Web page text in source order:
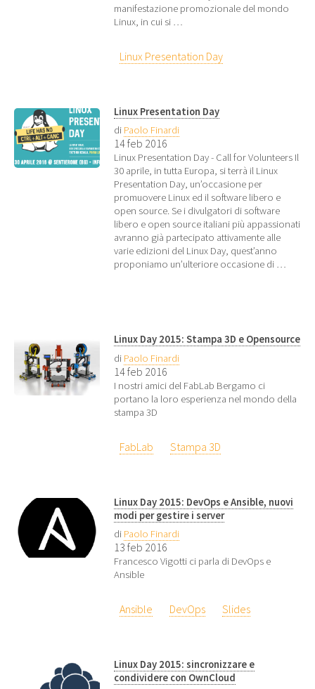
manifestazione promozionale del mondo
Linux, in cui si …
Linux Presentation Day
Linux Presentation Day
di Paolo Finardi
14 feb 2016
Linux Presentation Day - Call for Volunteers Il
30 aprile, in tutta Europa, si terrà il Linux
Presentation Day, un’occasione per
promuovere Linux ed il software libero e
open source. Se i divulgatori di software
libero e open source italiani più appassionati
avranno già partecipato attivamente alle
varie edizioni del Linux Day, quest’anno
proponiamo un’ulteriore occasione di …
Linux Day 2015: Stampa 3D e Opensource
di Paolo Finardi
14 feb 2016
I nostri amici del FabLab Bergamo ci
portano la loro esperienza nel mondo della
stampa 3D
FabLab Stampa 3D
Linux Day 2015: DevOps e Ansible, nuovi
modi per gestire i server
di Paolo Finardi
13 feb 2016
Francesco Vigotti ci parla di DevOps e
Ansible
Ansible DevOps Slides
Linux Day 2015: sincronizzare e
condividere con OwnCloud